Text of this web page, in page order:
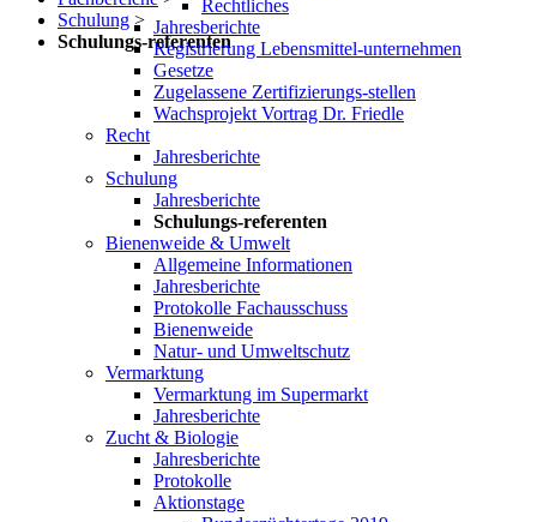
Schulung >
Schulungs-referenten
Rechtliches
Jahresberichte
Registrierung Lebensmittel-unternehmen
Gesetze
Zugelassene Zertifizierungs-stellen
Wachsprojekt Vortrag Dr. Friedle
Recht
Jahresberichte
Schulung
Jahresberichte
Schulungs-referenten
Bienenweide & Umwelt
Allgemeine Informationen
Jahresberichte
Protokolle Fachausschuss
Bienenweide
Natur- und Umweltschutz
Vermarktung
Vermarktung im Supermarkt
Jahresberichte
Zucht & Biologie
Jahresberichte
Protokolle
Aktionstage